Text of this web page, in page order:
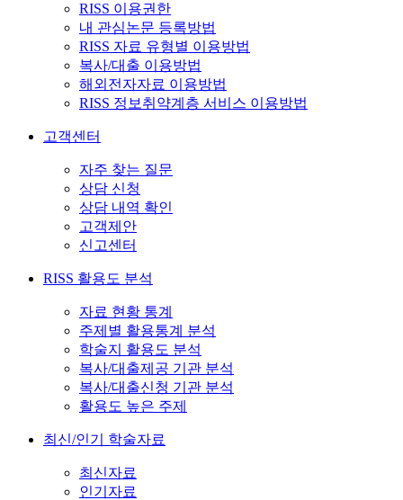
RISS 이용권한
내 관심논문 등록방법
RISS 자료 유형별 이용방법
복사/대출 이용방법
해외전자자료 이용방법
RISS 정보취약계층 서비스 이용방법
고객센터
자주 찾는 질문
상담 신청
상담 내역 확인
고객제안
신고센터
RISS 활용도 분석
자료 현황 통계
주제별 활용통계 분석
학술지 활용도 분석
복사/대출제공 기관 분석
복사/대출신청 기관 분석
활용도 높은 주제
최신/인기 학술자료
최신자료
인기자료